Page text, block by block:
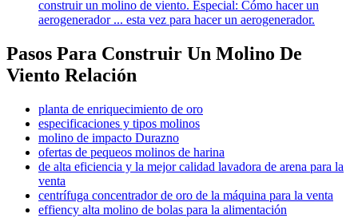
construir un molino de viento. Especial: Cómo hacer un
aerogenerador ... esta vez para hacer un aerogenerador.
Pasos Para Construir Un Molino De
Viento Relación
planta de enriquecimiento de oro
especificaciones y tipos molinos
molino de impacto Durazno
ofertas de pequeos molinos de harina
de alta eficiencia y la mejor calidad lavadora de arena para la
venta
centrífuga concentrador de oro de la máquina para la venta
effiency alta molino de bolas para la alimentación